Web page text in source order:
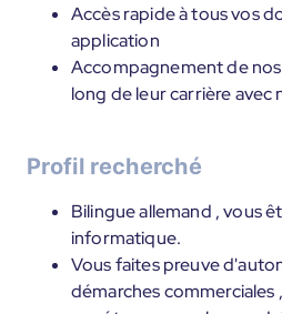
Accès rapide à tous vos
application
Accompagnement de
long de leur carrière
Profil recherché
Bilingue allemand , vous
informatique.
Vous faites preuve
démarches